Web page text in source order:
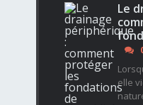
Le
elle